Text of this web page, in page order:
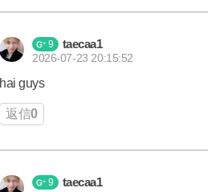
9 taecaa1
2026-07-23 20:15:52
hai guys
返信0
9 taecaa1